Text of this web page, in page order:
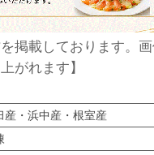
掲載しております。
がれます】
産・浜中産・根室産